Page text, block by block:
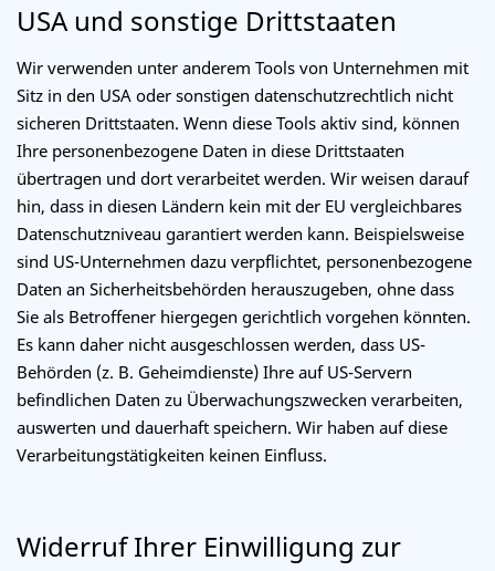
USA und sonstige Drittstaaten
Wir verwenden unter anderem Tools von Unternehmen mit
Sitz in den USA oder sonstigen datenschutzrechtlich nicht
sicheren Drittstaaten. Wenn diese Tools aktiv sind, können
Ihre personenbezogene Daten in diese Drittstaaten
übertragen und dort verarbeitet werden. Wir weisen darauf
hin, dass in diesen Ländern kein mit der EU vergleichbares
Datenschutzniveau garantiert werden kann. Beispielsweise
sind US-Unternehmen dazu verpflichtet, personenbezogene
Daten an Sicherheitsbehörden herauszugeben, ohne dass
Sie als Betroffener hiergegen gerichtlich vorgehen könnten.
Es kann daher nicht ausgeschlossen werden, dass US-
Behörden (z. B. Geheimdienste) Ihre auf US-Servern
befindlichen Daten zu Überwachungszwecken verarbeiten,
auswerten und dauerhaft speichern. Wir haben auf diese
Verarbeitungstätigkeiten keinen Einfluss.
Widerruf Ihrer Einwilligung zur